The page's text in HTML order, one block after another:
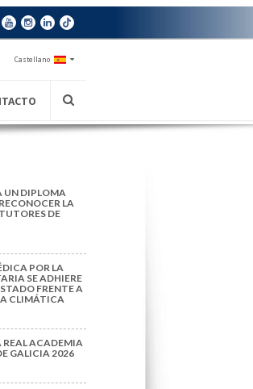
Castellano
UN DIPLOMA
LA
DE
POR LA
SE ADHIERE
FRENTE A
CLIMÁTICA
REAL ACADEMIA
GALICIA 2026